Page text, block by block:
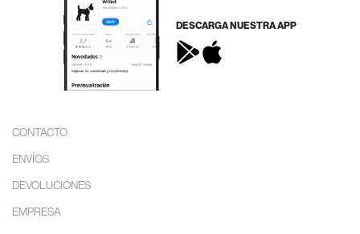
DESCARGA NUESTRA APP
CONTACTO
ENVÍOS
DEVOLUCIONES
EMPRESA